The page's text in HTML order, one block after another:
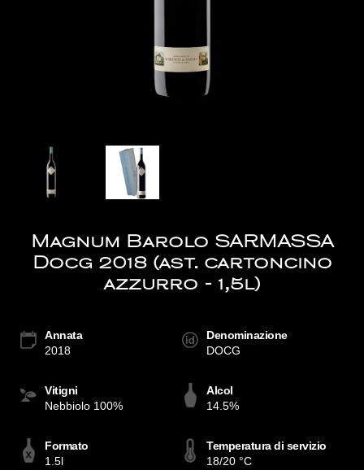
Magnum Barolo SARMASSA
Docg 2018 (ast. cartoncino
azzurro - 1,5l)
Annata
2018
Denominazione
DOCG
Vitigni
Nebbiolo 100%
Alcol
14.5%
Formato
1.5l
Temperatura di servizio
18/20 °C